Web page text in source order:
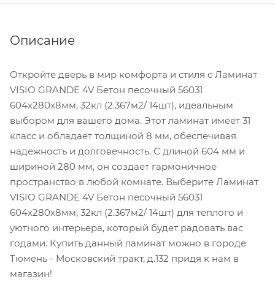
Описание
Откройте дверь в мир комфорта и стиля с Ламинат
VISIO GRANDE 4V Бетон песочный 56031
604x280x8мм, 32кл (2.367м2/ 14шт), идеальным
выбором для вашего дома. Этот ламинат имеет 31
класс и обладает толщиной 8 мм, обеспечивая
надежность и долговечность. С длиной 604 мм и
шириной 280 мм, он создает гармоничное
пространство в любой комнате. Выберите Ламинат
VISIO GRANDE 4V Бетон песочный 56031
604x280x8мм, 32кл (2.367м2/ 14шт) для теплого и
уютного интерьера, который будет радовать вас
годами. Купить данный ламинат можно в городе
Тюмень - Московский тракт, д.132 придя к нам в
магазин!